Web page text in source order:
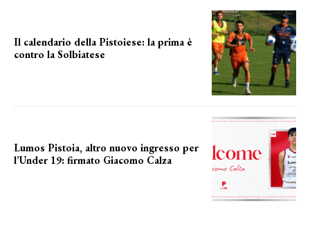
Il calendario della Pistoiese: la prima è
contro la Solbiatese
Lumos Pistoia, altro nuovo ingresso per
l’Under 19: firmato Giacomo Calza